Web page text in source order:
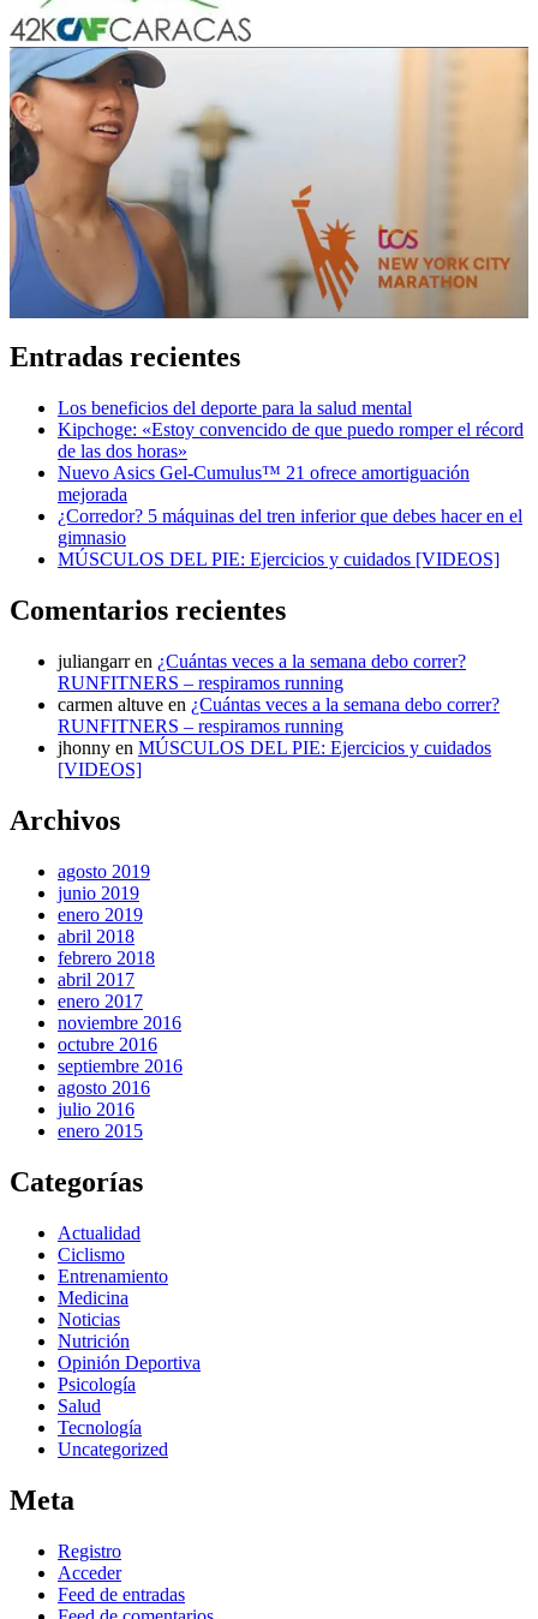
Entradas recientes
Los beneficios del deporte para la salud mental
Kipchoge: «Estoy convencido de que puedo romper el récord
de las dos horas»
Nuevo Asics Gel-Cumulus™ 21 ofrece amortiguación
mejorada
¿Corredor? 5 máquinas del tren inferior que debes hacer en el
gimnasio
MÚSCULOS DEL PIE: Ejercicios y cuidados [VIDEOS]
Comentarios recientes
juliangarren ¿Cuántas veces a la semana debo correr?
RUNFITNERS – respiramos running
carmen altuve en ¿Cuántas veces a la semana debo correr?
RUNFITNERS – respiramos running
jhonny en MÚSCULOS DEL PIE: Ejercicios y cuidados
[VIDEOS]
Archivos
agosto 2019
junio 2019
enero 2019
abril 2018
febrero 2018
abril 2017
enero 2017
noviembre 2016
octubre 2016
septiembre 2016
agosto 2016
julio 2016
enero 2015
Categorías
Actualidad
Ciclismo
Entrenamiento
Medicina
Noticias
Nutrición
Opinión Deportiva
Psicología
Salud
Tecnología
Uncategorized
Meta
Registro
Acceder
Feed de entradas